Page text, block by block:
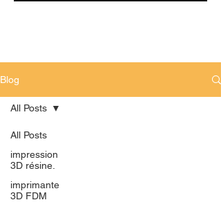
Blog
All Posts
impression
3D résine.
imprimante
3D FDM
All Posts